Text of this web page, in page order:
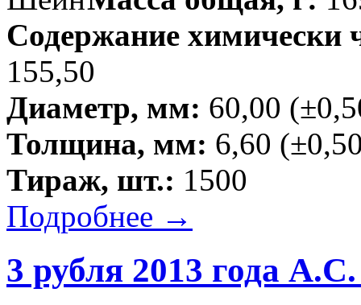
Содержание химически
155,50
Диаметр, мм: 60,00
Толщина, мм: 6,60
Тираж, шт.: 1500
Подробнее →
3 рубля 2013 года